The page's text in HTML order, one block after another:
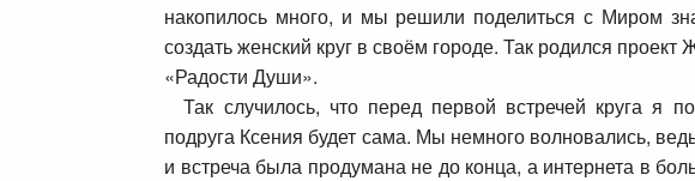
накопилось много, и мы решили поделиться с Миром
создатьженский круг в своём городе. Так родился проект
«Радости Души».
Так случилось, что перед первой встречей круга я
подруга Ксения будет сама. Мы немного волновались,
и встреча была продумана не до конца, а интернета в